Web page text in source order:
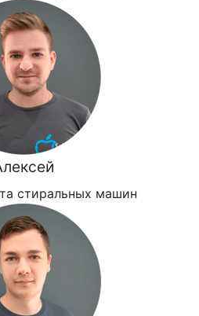
стиральных машин